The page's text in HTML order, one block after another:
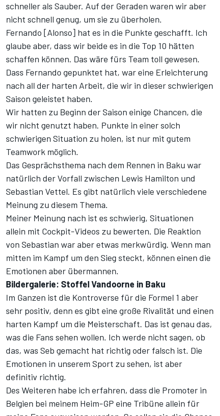
schneller als Sauber. Auf der Geraden waren wir aber
nicht schnell genug, um sie zu überholen.
Fernando [Alonso] hat es in die Punkte geschafft. Ich
glaube aber, dass wir beide es in die Top 10 hätten
schaffen können. Das wäre fürs Team toll gewesen.
Dass Fernando gepunktet hat, war eine Erleichterung
nach all der harten Arbeit, die wir in dieser schwierigen
Saison geleistet haben.
Wir hatten zu Beginn der Saison einige Chancen, die
wir nicht genutzt haben. Punkte in einer solch
schwierigen Situation zu holen, ist nur mit gutem
Teamwork möglich.
Das Gesprächsthema nach dem Rennen in Baku war
natürlich der Vorfall zwischen Lewis Hamilton und
Sebastian Vettel. Es gibt natürlich viele verschiedene
Meinung zu diesem Thema.
Meiner Meinung nach ist es schwierig, Situationen
allein mit Cockpit-Videos zu bewerten. Die Reaktion
von Sebastian war aber etwas merkwürdig. Wenn man
mitten im Kampf um den Sieg steckt, können einen die
Emotionen aber übermannen.
Bildergalerie: Stoffel Vandoorne in Baku
Im Ganzen ist die Kontroverse für die Formel 1 aber
sehr positiv, denn es gibt eine große Rivalität und einen
harten Kampf um die Meisterschaft. Das ist genau das,
was die Fans sehen wollen. Ich werde nicht sagen, ob
das, was Seb gemacht hat richtig oder falsch ist. Die
Emotionen in unserem Sport zu sehen, ist aber
definitiv richtig.
Des Weiteren habe ich erfahren, dass die Promoter in
Belgien bei meinem Heim-GP eine Tribüne allein für